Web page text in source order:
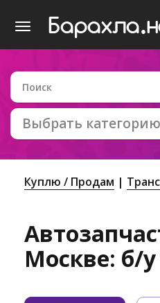
Выбрать категорию
Куплю / Продам
Москве: б/